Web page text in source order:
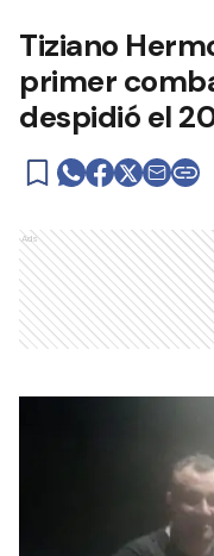
Tiziano
primer
despidió el
Ads